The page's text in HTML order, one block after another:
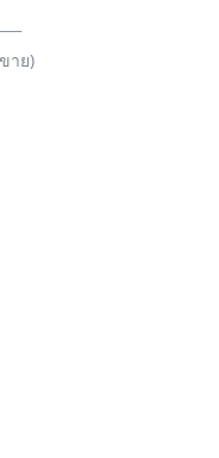
าย)